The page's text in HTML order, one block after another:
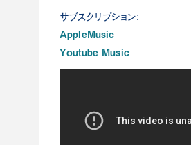
サブスクリプション：
AppleMusic
Youtube Music